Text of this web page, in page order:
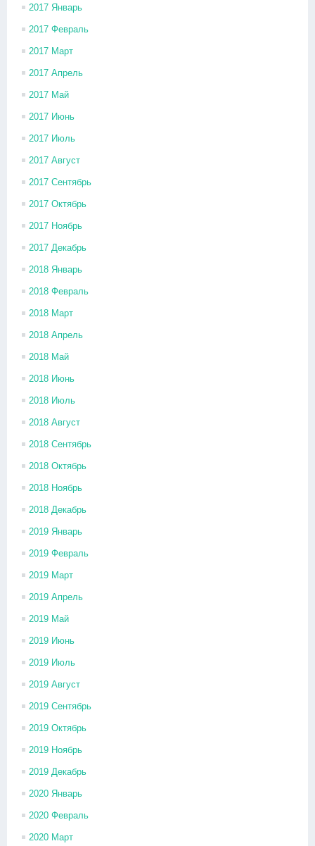
2017 Январь
2017 Февраль
2017 Март
2017 Апрель
2017 Май
2017 Июнь
2017 Июль
2017 Август
2017 Сентябрь
2017 Октябрь
2017 Ноябрь
2017 Декабрь
2018 Январь
2018 Февраль
2018 Март
2018 Апрель
2018 Май
2018 Июнь
2018 Июль
2018 Август
2018 Сентябрь
2018 Октябрь
2018 Ноябрь
2018 Декабрь
2019 Январь
2019 Февраль
2019 Март
2019 Апрель
2019 Май
2019 Июнь
2019 Июль
2019 Август
2019 Сентябрь
2019 Октябрь
2019 Ноябрь
2019 Декабрь
2020 Январь
2020 Февраль
2020 Март